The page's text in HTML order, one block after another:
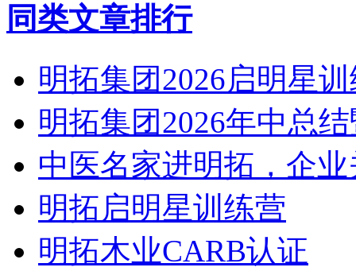
同类文章排行
明拓集团2026启明星
明拓集团2026年中总
中医名家进明拓，企
明拓启明星训练营
明拓木业CARB认证